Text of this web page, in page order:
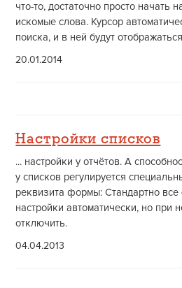
что-то, достаточно просто начать
искомые слова. Курсор
поиска, и в ней будут
20.01.2014
Настройки списков
... настройки у отчётов. А
у списков регулируется
реквизита формы: Стандартно все
настройки автоматически, но при
отключить.
04.04.2013